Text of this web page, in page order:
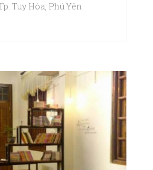
Tuy Hòa, Phú Yên